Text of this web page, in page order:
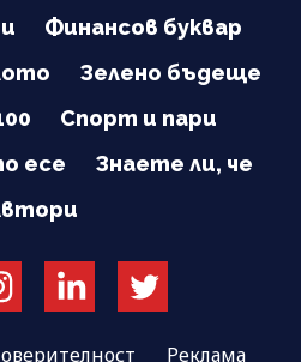
Финансов буквар
Зелено бъдеще
Спорт и пари
есе
Знаете ли, че
Реклама